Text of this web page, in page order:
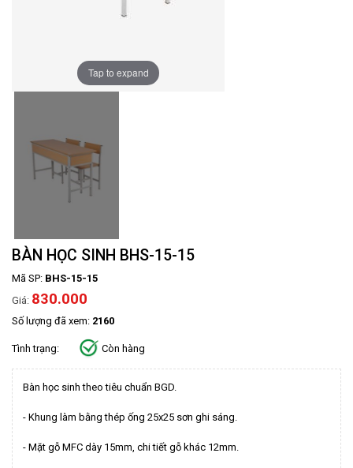
Tap to expand
BÀN HỌC SINH BHS-15-15
Mã SP: BHS-15-15
Giá: 830.000
Số lượng đã xem: 2160
Tình trạng: Còn hàng
Bàn học sinh theo tiêu chuẩn BGD.
- Khung làm bằng thép ống 25x25 sơn ghi sáng.
- Mặt gỗ MFC dày 15mm, chi tiết gỗ khác 12mm.